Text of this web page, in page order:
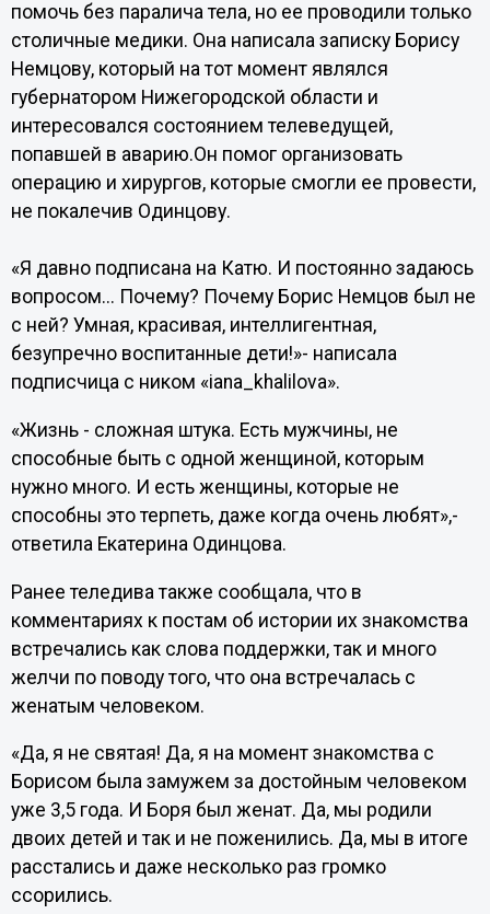
помочь без паралича тела, но ее проводили только
столичные медики. Она написала записку Борису
Немцову, который на тот момент являлся
губернатором Нижегородской области и
интересовался состоянием телеведущей,
попавшей в аварию.Он помог организовать
операцию и хирургов, которые смогли ее провести,
не покалечив Одинцову.
«Я давно подписана на Катю. И постоянно задаюсь
вопросом... Почему? Почему Борис Немцов был не
с ней? Умная, красивая, интеллигентная,
безупречно воспитанные дети!»- написала
подписчица с ником «iana_khalilova».
«Жизнь - сложная штука. Есть мужчины, не
способные быть с одной женщиной, которым
нужно много. И есть женщины, которые не
способны это терпеть, даже когда очень любят»,-
ответила Екатерина Одинцова.
Ранее теледива также сообщала, что в
комментариях к постам об истории их знакомства
встречались как слова поддержки, так и много
желчи по поводу того, что она встречалась с
женатым человеком.
«Да, я не святая! Да, я на момент знакомства с
Борисом была замужем за достойным человеком
уже 3,5 года. И Боря был женат. Да, мы родили
двоих детей и так и не поженились. Да, мы в итоге
расстались и даже несколько раз громко
ссорились.